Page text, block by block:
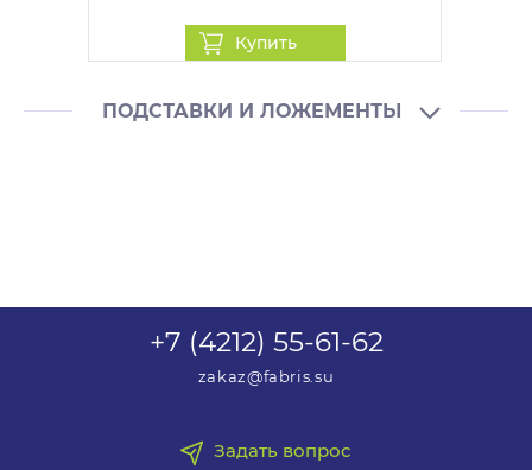
Купить
ПОДСТАВКИ И ЛОЖЕМЕНТЫ
+7 (4212) 55-61-62
zakaz@fabris.su
Задать вопрос